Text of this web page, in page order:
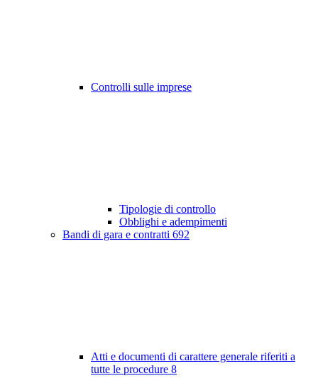
Controlli sulle imprese
Tipologie di controllo
Obblighi e adempimenti
Bandi di gara e contratti 692
Atti e documenti di carattere generale riferiti a
tutte le procedure 8